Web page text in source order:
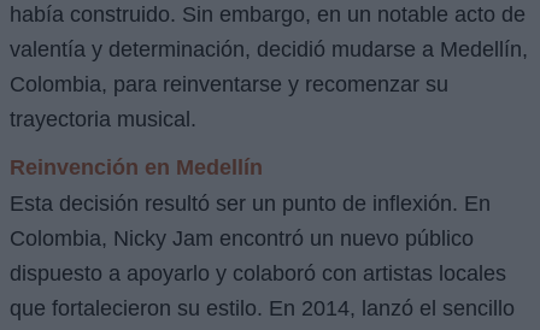
había construido. Sin embargo, en un notable acto de
valentía y determinación, decidió mudarse a Medellín,
Colombia, para reinventarse y recomenzar su
trayectoria musical.
Reinvención en Medellín
Esta decisión resultó ser un punto de inflexión. En
Colombia, Nicky Jam encontró un nuevo público
dispuesto a apoyarlo y colaboró con artistas locales
que fortalecieron su estilo. En 2014, lanzó el sencillo